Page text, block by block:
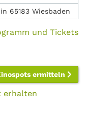
65183 Wiesbaden
und Tickets
ermitteln
erhalten